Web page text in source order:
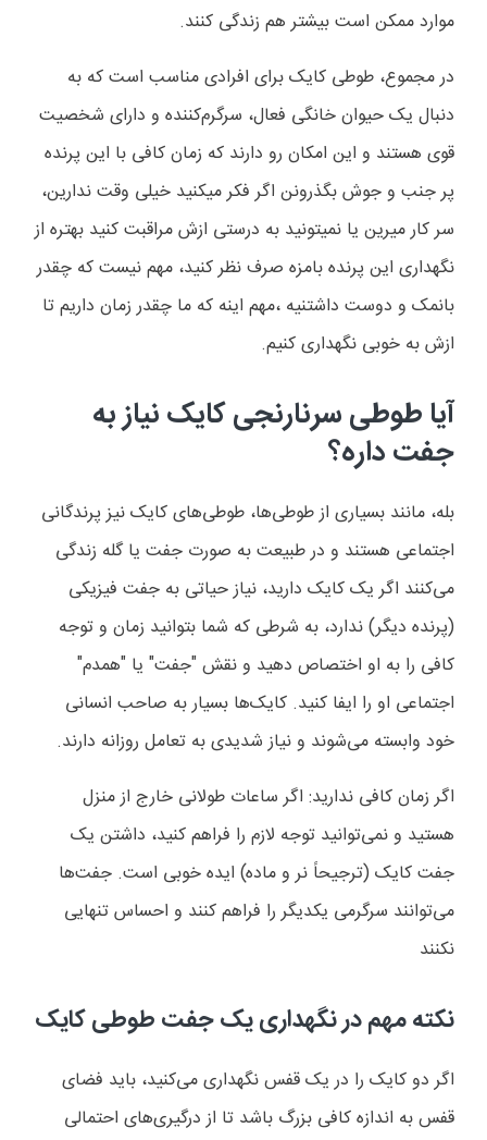
موارد ممکن است بیشتر هم زندگی کنند.
در مجموع، طوطی کایک برای افرادی مناسب است که به
دنبال یک حیوان خانگی فعال، سرگرم‌کننده و دارای شخصیت
قوی هستند و این امکان رو دارند که زمان کافی با این پرنده
پر جنب و جوش بگذرونن اگر فکر میکنید خیلی وقت ندارین،
سر کار میرین یا نمیتونید به درستی ازش مراقبت کنید بهتره از
نگهداری این پرنده بامزه صرف نظر کنید، مهم نیست که چقدر
بانمک و دوست داشتنیه ،مهم اینه که ما چقدر زمان داریم تا
ازش به خوبی نگهداری کنیم.
آیا طوطی سرنارنجی کایک نیاز به
جفت داره؟
بله، مانند بسیاری از طوطی‌ها، طوطی‌های کایک نیز پرندگانی
اجتماعی هستند و در طبیعت به صورت جفت یا گله زندگی
می‌کنند اگر یک کایک دارید، نیاز حیاتی به جفت فیزیکی
(پرنده دیگر) ندارد، به شرطی که شما بتوانید زمان و توجه
کافی را به او اختصاص دهید و نقش "جفت" یا "همدم"
اجتماعی او را ایفا کنید. کایک‌ها بسیار به صاحب انسانی
خود وابسته می‌شوند و نیاز شدیدی به تعامل روزانه دارند.
اگر زمان کافی ندارید: اگر ساعات طولانی خارج از منزل
هستید و نمی‌توانید توجه لازم را فراهم کنید، داشتن یک
جفت کایک (ترجیحاً نر و ماده) ایده خوبی است. جفت‌ها
می‌توانند سرگرمی یکدیگر را فراهم کنند و احساس تنهایی
نکنند
نکته مهم در نگهداری یک جفت طوطی کایک
اگر دو کایک را در یک قفس نگهداری می‌کنید، باید فضای
قفس به اندازه کافی بزرگ باشد تا از درگیری‌های احتمالی